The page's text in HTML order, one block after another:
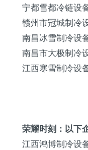
宁都雪都冷链设
赣州市冠城制冷
南昌冰雪制冷设
南昌市大极制冷
江西寒雪制冷设
荣耀时刻：以下
江西鸿博制冷设